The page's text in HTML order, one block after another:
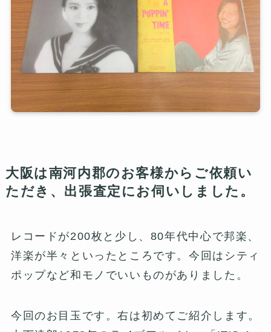
大阪は南河内郡のお客様からご依頼い
ただき、出張査定にお伺いしました。
レコードが200枚と少し、80年代中心で邦楽、
洋楽が半々といったところです。今回はシティ
ポップなど和モノでいいものがありました。
今回のお目玉です。右は初めてご紹介します。